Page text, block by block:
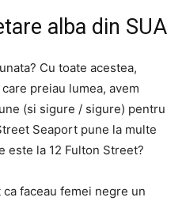
alba din SUA
Cu toate acestea,
preiau lumea, avem
(si sigure / sigure) pentru
Seaport pune la multe
la 12 Fulton Street?
faceau femei negre un